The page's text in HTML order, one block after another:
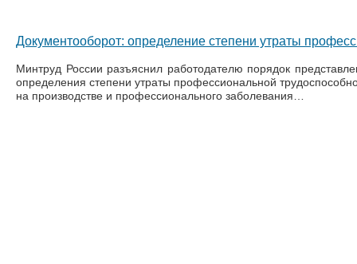
Документооборот: определение степени утраты
Минтруд России разъяснил работодателю порядок
определения степени утраты профессиональной
на производстве и профессионального заболевания…